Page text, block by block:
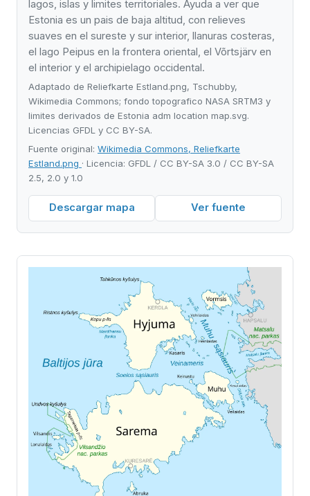
lagos, islas y limites territoriales. Ayuda a ver que
Estonia es un pais de baja altitud, con relieves
suaves en el sureste y sur interior, llanuras costeras,
el lago Peipus en la frontera oriental, el Võrtsjärv en
el interior y el archipielago occidental.
Adaptado de Reliefkarte Estland.png, Tschubby,
Wikimedia Commons; fondo topografico NASA SRTM3 y
limites derivados de Estonia adm location map.svg.
Licencias GFDL y CC BY-SA.
Fuente original: Wikimedia Commons, Reliefkarte
Estland.png · Licencia: GFDL / CC BY-SA 3.0 / CC BY-SA
2.5, 2.0 y 1.0
Descargar mapa Ver fuente